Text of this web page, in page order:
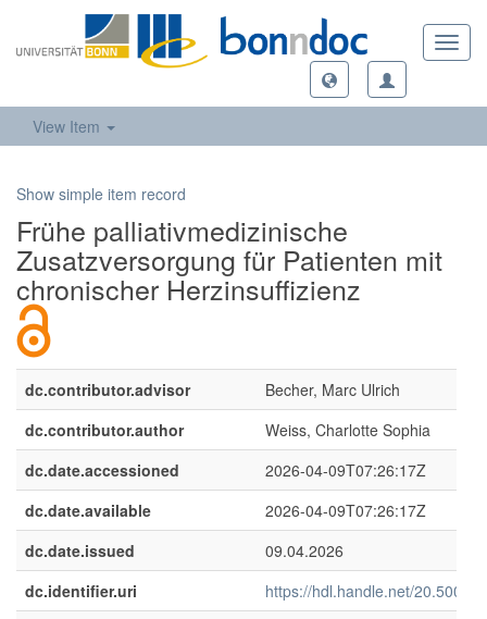
View Item
Show simple item record
Frühe palliativmedizinische
Zusatzversorgung für Patienten mit
chronischer Herzinsuffizienz
dc.contributor.advisor
Becher, Marc Ulrich
dc.contributor.author
Weiss, Charlotte Sophia
dc.date.accessioned
2026-04-09T07:26:17Z
dc.date.available
2026-04-09T07:26:17Z
dc.date.issued
09.04.2026
dc.identifier.uri
https://hdl.handle.net/